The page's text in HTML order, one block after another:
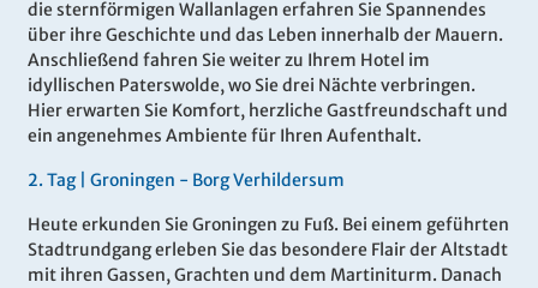
die sternförmigen Wallanlagen erfahren Sie Spannendes
über ihre Geschichte und das Leben innerhalb der Mauern.
Anschließend fahren Sie weiter zu Ihrem Hotel im
idyllischen Paterswolde, wo Sie drei Nächte verbringen.
Hier erwarten Sie Komfort, herzliche Gastfreundschaft und
ein angenehmes Ambiente für Ihren Aufenthalt.
2. Tag | Groningen - Borg Verhildersum
Heute erkunden Sie Groningen zu Fuß. Bei einem geführten
Stadtrundgang erleben Sie das besondere Flair der Altstadt
mit ihren Gassen, Grachten und dem Martiniturm. Danach